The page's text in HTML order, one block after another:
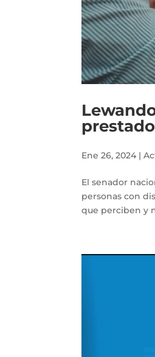
Ene 26, 2024 |
El senador
personas con
que perciben y